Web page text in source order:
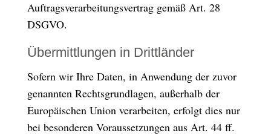
Auftragsverarbeitungsvertrag gemäß Art. 28
DSGVO.
Übermittlungen in Drittländer
Sofern wir Ihre Daten, in Anwendung der zuvor
genannten Rechtsgrundlagen, außerhalb der
Europäischen Union verarbeiten, erfolgt dies nur
bei besonderen Voraussetzungen aus Art. 44 ff.